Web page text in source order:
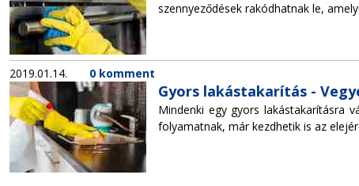
szennyeződések rakódhatnak le,
2019.01.14. 0 komment
Gyors lakástakarítás -
Mindenki egy gyors lakástakarításra
folyamatnak, már kezdhetik is az